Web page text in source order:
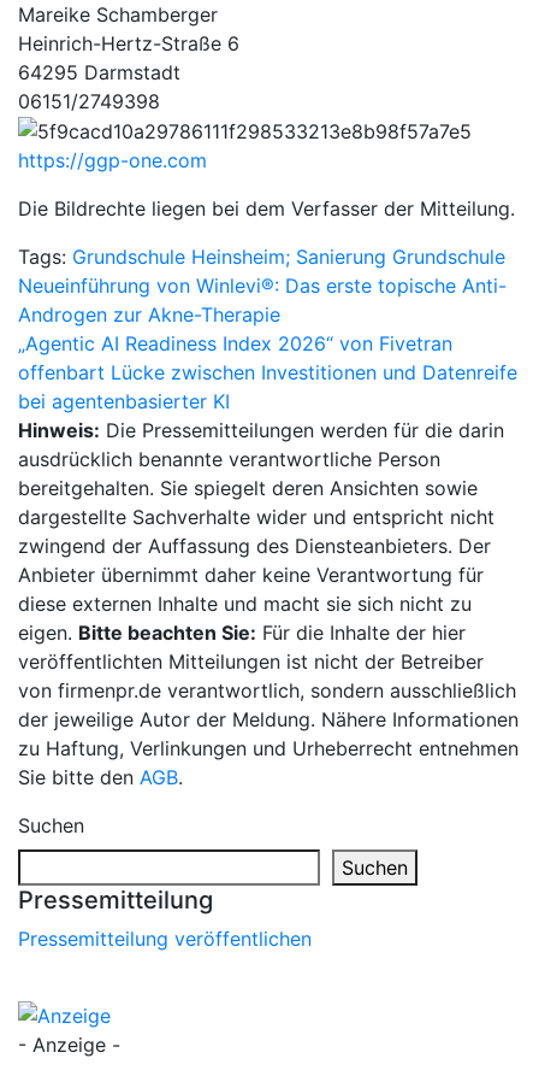
Mareike Schamberger
Heinrich-Hertz-Straße 6
64295 Darmstadt
06151/2749398
https://ggp-one.com
Die Bildrechte liegen bei dem Verfasser der Mitteilung.
Tags: Grundschule Heinsheim; Sanierung Grundschule
Beitragsnavigation
Neueinführung von Winlevi®: Das erste topische Anti-
Androgen zur Akne-Therapie
„Agentic AI Readiness Index 2026“ von Fivetran
offenbart Lücke zwischen Investitionen und Datenreife
bei agentenbasierter KI
Hinweis: Die Pressemitteilungen werden für die darin
ausdrücklich benannte verantwortliche Person
bereitgehalten. Sie spiegelt deren Ansichten sowie
dargestellte Sachverhalte wider und entspricht nicht
zwingend der Auffassung des Diensteanbieters. Der
Anbieter übernimmt daher keine Verantwortung für
diese externen Inhalte und macht sie sich nicht zu
eigen. Bitte beachten Sie: Für die Inhalte der hier
veröffentlichten Mitteilungen ist nicht der Betreiber
von firmenpr.de verantwortlich, sondern ausschließlich
der jeweilige Autor der Meldung. Nähere Informationen
zu Haftung, Verlinkungen und Urheberrecht entnehmen
Sie bitte den AGB.
Suchen
Suchen
Pressemitteilung
Pressemitteilung veröffentlichen
- Anzeige -